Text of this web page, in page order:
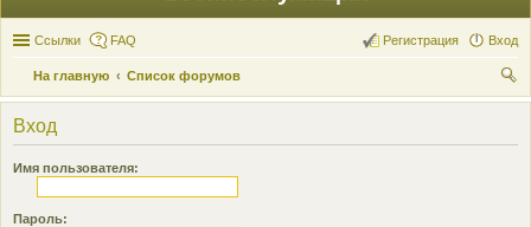
Ссылки FAQ Вход
Регистрация
На главную
Список форумов
ои
Вход
Имя пользователя:
Пароль: